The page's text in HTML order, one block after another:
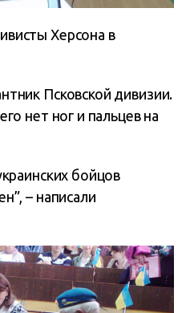
Херсона в
Псковской дивизии.
нет ног и пальцев на
бойцов
– написали